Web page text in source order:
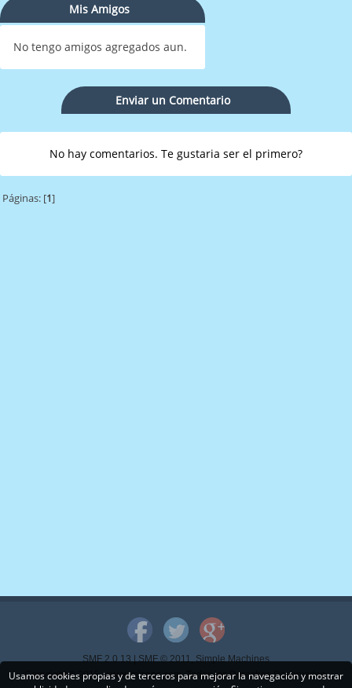
Mis Amigos
No tengo amigos agregados aun.
Enviar un Comentario
No hay comentarios. Te gustaria ser el primero?
Páginas: [1]
SMF 2.0.13|SMF © 2011,Simple Machines
Copyright © 2015 - www.mispps.com. Todos los Derechos Reservados.
Usamos cookies propias y de terceros para mejorar la navegación y mostrar